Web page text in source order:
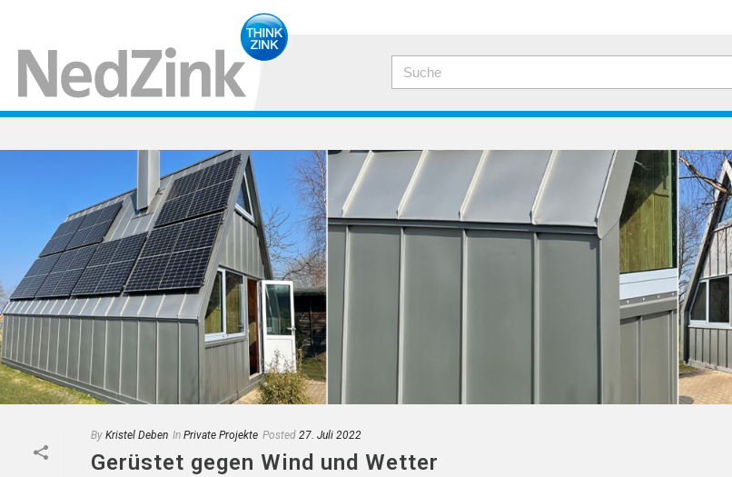
By Kristel Deben In Private Projekte Posted 27. Juli 2022
Gerüstet gegen Wind und Wetter